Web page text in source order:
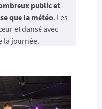
public et
que la météo. Les
et dansé avec
la journée.